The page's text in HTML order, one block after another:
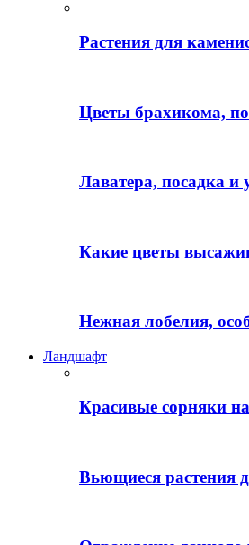
Растения для
Цветы брахикома,
Лаватера, посадка и
Какие цветы
Нежная лобелия,
Ландшафт
Красивые сорняки
Вьющиеся растения